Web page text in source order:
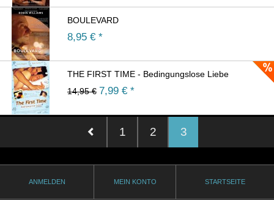
BOULEVARD
8,95 € *
THE FIRST TIME - Bedingungslose Liebe
14,95 € 7,99 € *
1 2 3
ANMELDEN MEIN KONTO STARTSEITE